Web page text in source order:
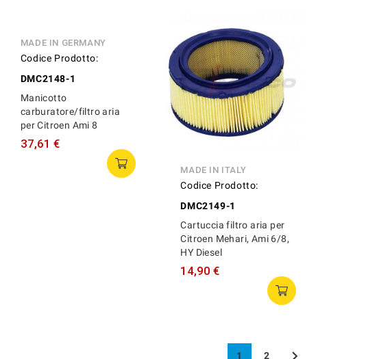
MADE IN ITALY
Codice Prodotto:
DMC2149-1
Cartuccia filtro aria per
Citroen Mehari, Ami 6/8,
HY Diesel
14,90 €
1 2